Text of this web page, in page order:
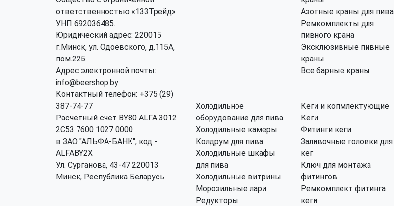
ответственностью «133Трейд»
УНП 692036485​.
Юридический адрес: 220015
г.Минск, ул. Одоевского, д.115А,
пом.225.
Адрес электронной почты:
info@beershop.by
Контактный телефон: +375 (29)
387-74-77
Расчетный счет BY80 ALFA 3012
2C53 7600 1027 0000
в ЗАО "АЛЬФА-БАНК", код -
ALFABY2X
Ул. Сурганова, 43-47 220013
Минск, Республика Беларусь
Азотные краны для пива
Ремкомплекты для
пивного крана
Эксклюзивные пивные
краны
Все барные краны
Холодильное
оборудование для пива
Холодильные камеры
Колдрум для пива
Холодильные шкафы
для пива
Холодильные витрины
Морозильные лари
Редукторы
Кеги и копмлектующие
Кеги
Фитинги кеги
Заливочные головки для
кег
Ключ для монтажа
фитингов
Ремкомплект фитинга
кеги